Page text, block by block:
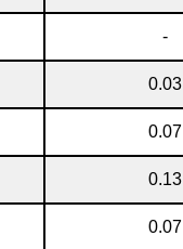
-
0.03
0.07
0.13
0.07